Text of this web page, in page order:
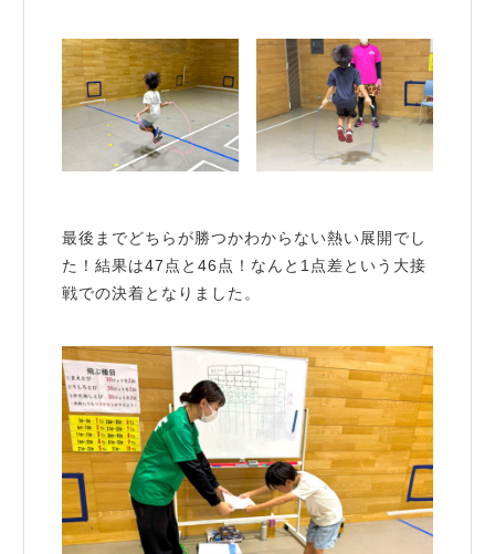
最後までどちらが勝つかわからない熱い展開でし
た！結果は47点と46点！なんと1点差という大接
戦での決着となりました。